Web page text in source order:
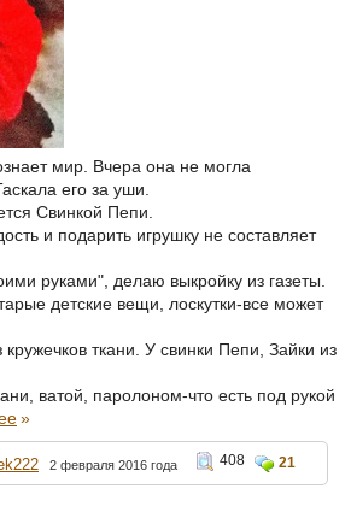
мир. Вчера она не могла
его за уши.
Свинкой Пепи.
и подарить игрушку не составляет
руками", делаю выкройку из газеты.
детские вещи, лоскутки-все может
ткани. У свинки Пепи, Зайки из
ватой, паролоном-что есть под рукой
»
2 февраля 2016 года 408 21